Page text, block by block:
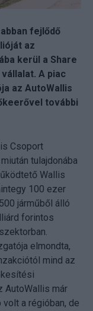
fejlődő
az
kerül a Share
A piac
az AutoWallis
további
Csoport
tulajdonába
Wallis
100 ezer
járműből álló
forintos
elmondta,
mind az
AutoWallis már
a régióban, de